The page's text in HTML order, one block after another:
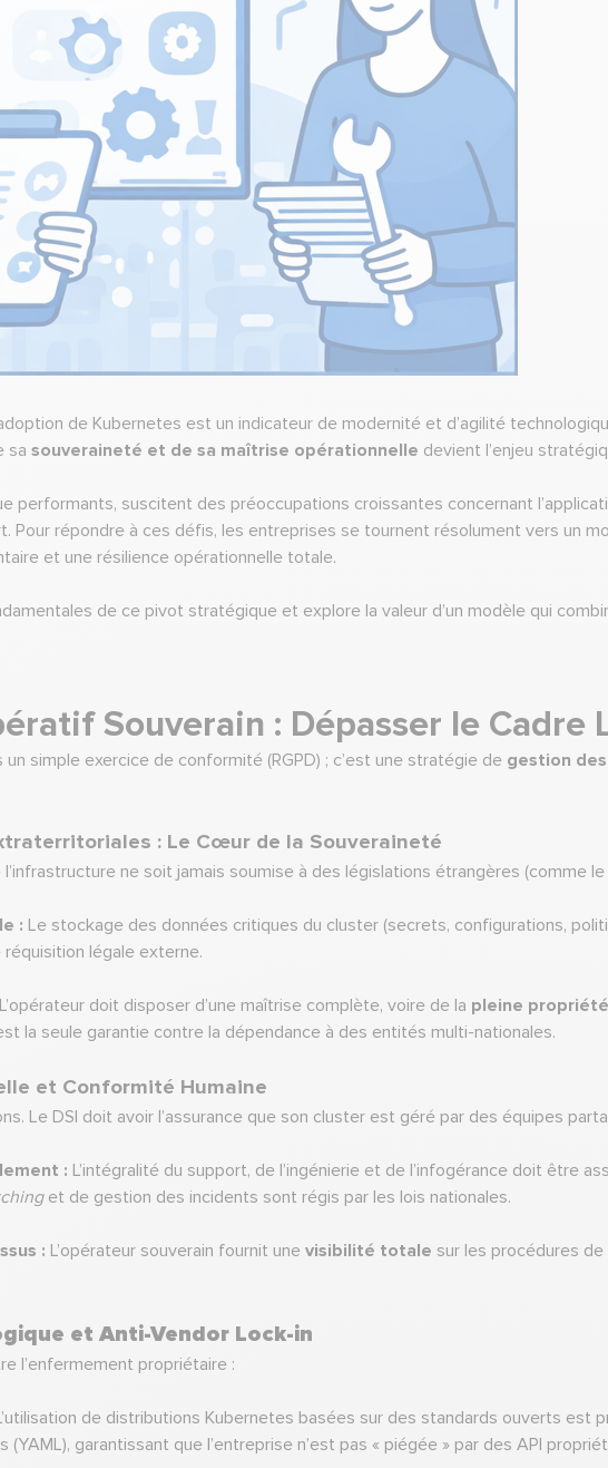
de Kubernetes est un indicateur de modernité et d’agilité
sa souveraineté et de sa maîtrise opérationnelle devient l’enjeu
performants, suscitent des préoccupations croissantes concernant
Pour répondre à ces défis, les entreprises se tournent résolument vers un
et une résilience opérationnelle totale.
de ce pivot stratégique et explore la valeur d’un modèle qui
Souverain : Dépasser le
simple exercice de conformité (RGPD) ; c’est une stratégie de gestion
: Le Cœur de la Souveraineté
l’infrastructure ne soit jamais soumise à des législations étrangères (comme
: Le stockage des données critiques du cluster (secrets, configurations,
légale externe.
L’opérateur doit disposer d’une maîtrise complète, voire de la pleine propriété
la seule garantie contre la dépendance à des entités multi-nationales.
et Conformité Humaine
Le DSI doit avoir l’assurance que son cluster est géré par des équipes
: L’intégralité du support, de l’ingénierie et de l’infogérance doit être
et de gestion des incidents sont régis par les lois nationales.
: L’opérateur souverain fournit une visibilité totale sur les procédures
et Anti-Vendor Lock-in
l’enfermement propriétaire :
de distributions Kubernetes basées sur des standards ouverts est
garantissant que l’entreprise n’est pas « piégée » par des API